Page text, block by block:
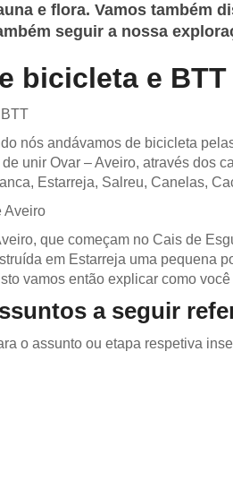
e flora. Vamos também
seguir a nossa
bicicleta e BTT
nós andávamos de bicicleta
unir Ovar – Aveiro, através dos
Estarreja, Salreu, Canelas,
que começam no Cais de
em Estarreja uma pequena
vamos então explicar como
a seguir
o assunto ou etapa respetiva